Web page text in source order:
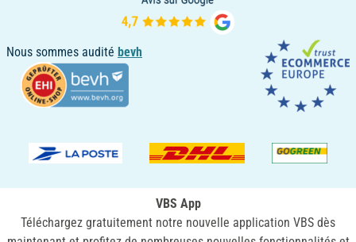
Nous sommes audité bevh
VBS App
Téléchargez gratuitement notre nouvelle application VBS dès